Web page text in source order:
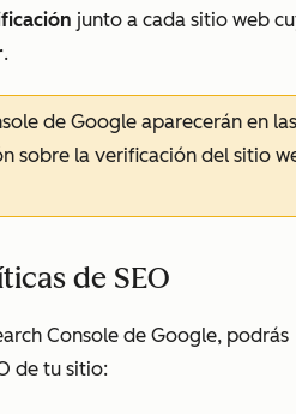
junto a cada sitio web
.
de Google aparecerán en las
sobre la verificación del sitio
de SEO
Console de Google, podrás
de tu sitio: